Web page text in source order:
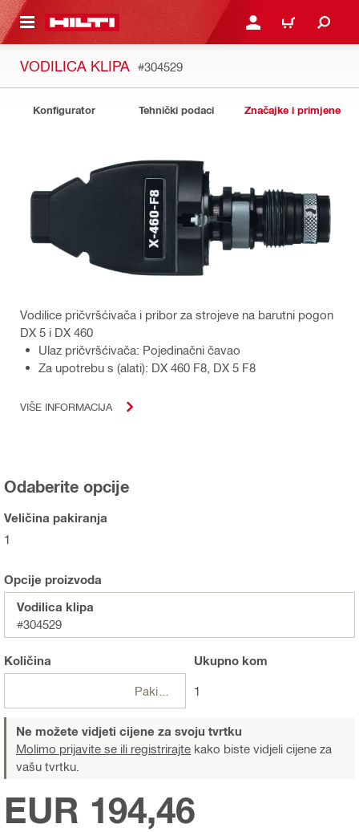
GLAVNI SADRŽAJ PRIJAVI SE ILI SE
KOŠARICA
VODILICA KLIPA #304529
Konfigurator Tehnički podaci Značajke i primjene
Vodilice pričvršćivača i pribor za strojeve na barutni pogon
DX 5 i DX 460
Ulaz pričvršćivača: Pojedinačni čavao
Za upotrebu s (alati): DX 460 F8, DX 5 F8
VIŠE INFORMACIJA
Odaberite opcije
Veličina pakiranja
1
Opcije proizvoda
Vodilica klipa
#304529
Količina Ukupnokom
1
Ne možete vidjeti cijene za svoju tvrtku
Molimo prijavite se ili registrirajte kako biste vidjeli cijene za
vašu tvrtku.
EUR 194,46